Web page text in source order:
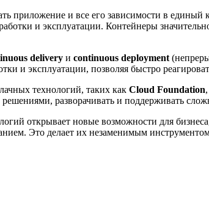
приложение и все его зависимости в
и эксплуатации. Контейнеры
delivery и continuous deployment
и эксплуатации, позволяя быстро
технологий, таких как Cloud Foundation
разворачивать и поддерживать
открывает новые возможности для
Это делает их незаменимым